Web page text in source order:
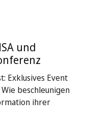
und
Exklusives Event
beschleunigen
ihrer